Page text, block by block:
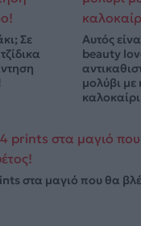
Σε
Αυτός
beauty
μολύβι με
καλοκαίρι
στα μαγιό που θα